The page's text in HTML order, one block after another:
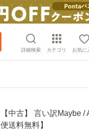
詳細検索 カテゴリ お気に
【中古】 言い訳Maybe
便送料無料】